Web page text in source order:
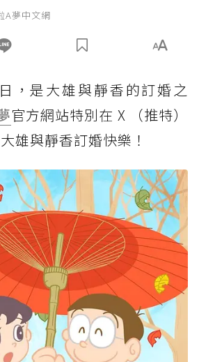
A夢中文網
，是大雄與靜香的訂婚之
官方網站特別在 X （推特）
雄與靜香訂婚快樂！